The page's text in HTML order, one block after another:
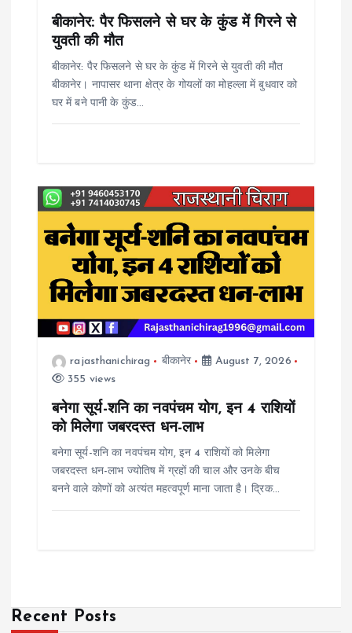
बीकानेर: पैर फिसलने से घर के कुंड में गिरने से
युवती की मौत
बीकानेर: पैर फिसलने से घर के कुंड में गिरने से युवती की मौत
बीकानेर। नापासर थाना क्षेत्र के गोयलों का मोहल्ला में बुधवार को
घर में बने पानी के कुंड…
rajasthanichirag बीकानेर
August 7, 2026
355 views
बनेगा सूर्य-शनि का नवपंचम योग, इन 4 राशियों
को मिलेगा जबरदस्त धन-लाभ
बनेगा सूर्य-शनि का नवपंचम योग, इन 4 राशियों को मिलेगा
जबरदस्त धन-लाभ ज्योतिष में ग्रहों की चाल और उनके बीच
बनने वाले कोणों को अत्यंत महत्वपूर्ण माना जाता है। द्रिक…
Recent Posts